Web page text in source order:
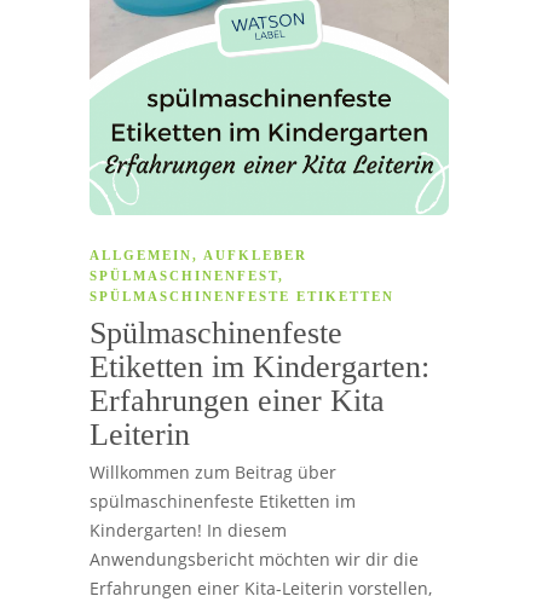
ALLGEMEIN, AUFKLEBER
SPÜLMASCHINENFEST,
SPÜLMASCHINENFESTE ETIKETTEN
Spülmaschinenfeste
Etiketten im Kindergarten:
Erfahrungen einer Kita
Leiterin
Willkommen zum Beitrag über
spülmaschinenfeste Etiketten im
Kindergarten! In diesem
Anwendungsbericht möchten wir dir die
Erfahrungen einer Kita-Leiterin vorstellen,